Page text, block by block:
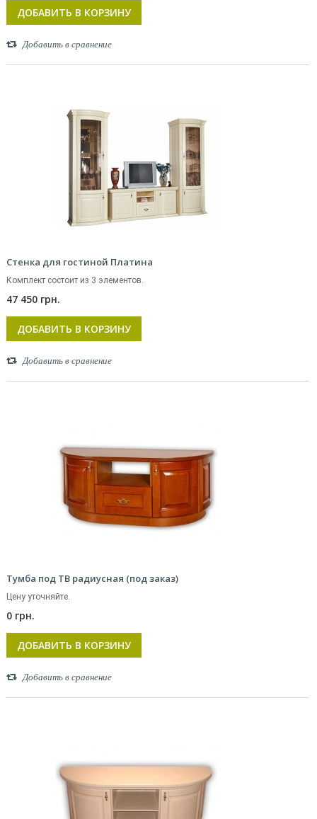
ДОБАВИТЬ В КОРЗИНУ
Добавить в сравнение
Стенка для гостиной Платина
Комплект состоит из 3 элементов.
47 450 грн.
ДОБАВИТЬ В КОРЗИНУ
Добавить в сравнение
Тумба под ТВ радиусная (под заказ)
Цену уточняйте.
0 грн.
ДОБАВИТЬ В КОРЗИНУ
Добавить в сравнение